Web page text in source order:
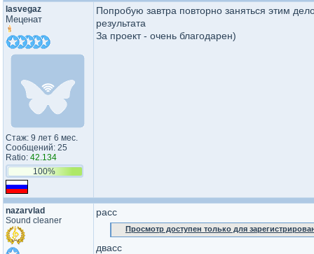
lasvegaz
Меценат
Стаж: 9 лет 6 мес.
Сообщений: 25
Ratio: 42.134
100%
Попробую завтра повторно заняться этим
результата
За проект - очень благодарен)
nazarvlad
Sound cleaner
расс
Просмотр доступен только для
двасс